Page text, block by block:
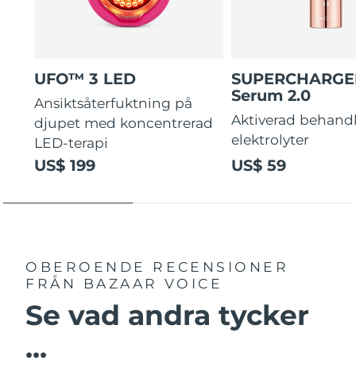
UFO™ 3 LED
Ansiktsåterfuktning på
djupet med koncentrerad
LED-terapi
US$ 199
Serum 2.0
Aktiverad
elektrolyter
US$ 59
OBEROENDE RECENSIONER
FRÅN BAZAAR VOICE
Se vad andra tycker
...